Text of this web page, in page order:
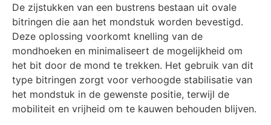
De zijstukken van een bustrens bestaan uit ovale
bitringen die aan het mondstuk worden bevestigd.
Deze oplossing voorkomt knelling van de
mondhoeken en minimaliseert de mogelijkheid om
het bit door de mond te trekken. Het gebruik van dit
type bitringen zorgt voor verhoogde stabilisatie van
het mondstuk in de gewenste positie, terwijl de
mobiliteit en vrijheid om te kauwen behouden blijven.